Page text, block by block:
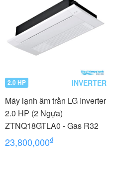
2.0 HP INVERTER
Máy lạnh âm trần LG Inverter
2.0 HP (2 Ngựa)
ZTNQ18GTLA0 - Gas R32
23,800,000₫